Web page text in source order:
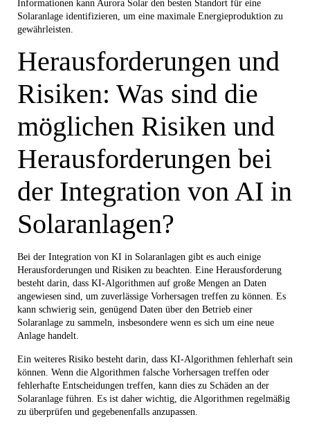
Informationen kann Aurora Solar den besten Standort für eine
Solaranlage identifizieren, um eine maximale Energieproduktion zu
gewährleisten.
Herausforderungen und
Risiken: Was sind die
möglichen Risiken und
Herausforderungen bei
der Integration von AI in
Solaranlagen?
Bei der Integration von KI in Solaranlagen gibt es auch einige
Herausforderungen und Risiken zu beachten. Eine Herausforderung
besteht darin, dass KI-Algorithmen auf große Mengen an Daten
angewiesen sind, um zuverlässige Vorhersagen treffen zu können. Es
kann schwierig sein, genügend Daten über den Betrieb einer
Solaranlage zu sammeln, insbesondere wenn es sich um eine neue
Anlage handelt.
Ein weiteres Risiko besteht darin, dass KI-Algorithmen fehlerhaft sein
können. Wenn die Algorithmen falsche Vorhersagen treffen oder
fehlerhafte Entscheidungen treffen, kann dies zu Schäden an der
Solaranlage führen. Es ist daher wichtig, die Algorithmen regelmäßig
zu überprüfen und gegebenenfalls anzupassen.